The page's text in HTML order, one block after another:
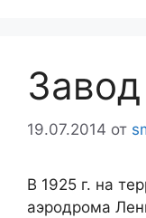
19.07.2014 от
В 1925 г. на
аэродрома